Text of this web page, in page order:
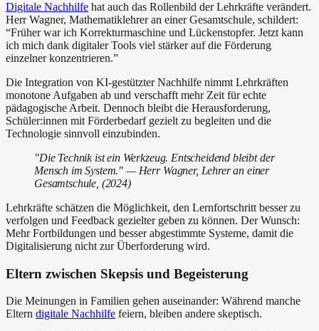
Digitale Nachhilfe hat auch das Rollenbild der Lehrkräfte verändert.
Herr Wagner, Mathematiklehrer an einer Gesamtschule, schildert:
“Früher war ich Korrekturmaschine und Lückenstopfer. Jetzt kann
ich mich dank digitaler Tools viel stärker auf die Förderung
einzelner konzentrieren.”
Die Integration von KI-gestützter Nachhilfe nimmt Lehrkräften
monotone Aufgaben ab und verschafft mehr Zeit für echte
pädagogische Arbeit. Dennoch bleibt die Herausforderung,
Schüler:innen mit Förderbedarf gezielt zu begleiten und die
Technologie sinnvoll einzubinden.
"Die Technik ist ein Werkzeug. Entscheidend bleibt der
Mensch im System." — Herr Wagner, Lehrer an einer
Gesamtschule, (2024)
Lehrkräfte schätzen die Möglichkeit, den Lernfortschritt besser zu
verfolgen und Feedback gezielter geben zu können. Der Wunsch:
Mehr Fortbildungen und besser abgestimmte Systeme, damit die
Digitalisierung nicht zur Überforderung wird.
Eltern zwischen Skepsis und Begeisterung
Die Meinungen in Familien gehen auseinander: Während manche
Eltern digitale Nachhilfe feiern, bleiben andere skeptisch.